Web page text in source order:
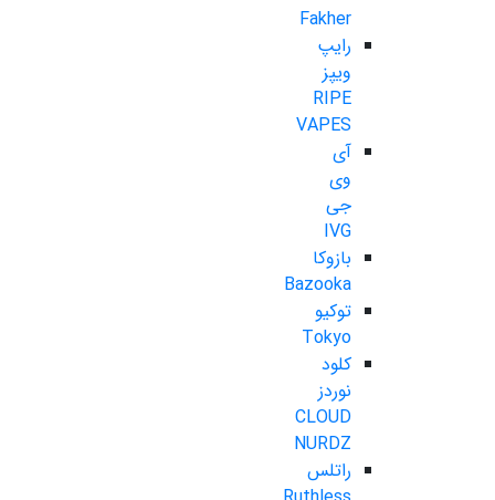
Fakher
رایپ
ویپز
RIPE
VAPES
آی
وی
جی
IVG
بازوکا
Bazooka
توکیو
Tokyo
کلود
نوردز
CLOUD
NURDZ
راتلس